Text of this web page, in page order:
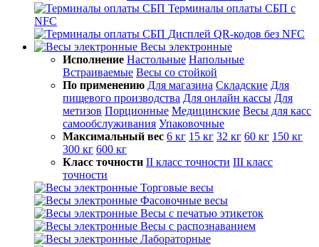
Терминалы оплаты СБП с
NFC
Дисплей QR-кодов без NFC
Весы электронные
Исполнение Настольные Напольные
Встраиваемые Весы со стойкой
По применению Для магазина Складские Для
пищевого производства Для онлайн кассы Для
метизов Порционные Медицинские Весы для касс
самообслуживания Упаковочные
Максимальный вес 6 кг 15 кг 32 кг 60 кг 150 кг
300 кг 600 кг
Класс точности II класс точности III класс
точности
Торговые весы
Фасовочные весы
Весы с печатью этикеток
Весы с распознаванием
Лабораторные